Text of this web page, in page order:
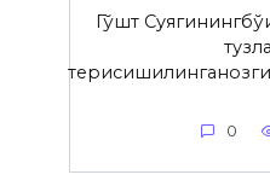
Гўшт
0